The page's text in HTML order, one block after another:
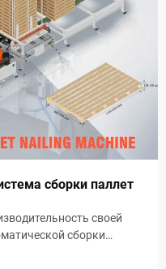
сборки паллет
своей
сборки